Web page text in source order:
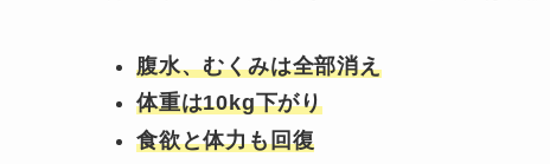
腹水、むくみは全部消え
体重は10kg下がり
食欲と体力も回復